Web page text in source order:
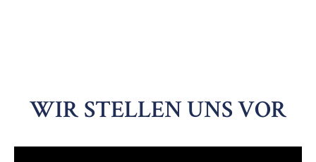
WIR STELLEN UNS VOR